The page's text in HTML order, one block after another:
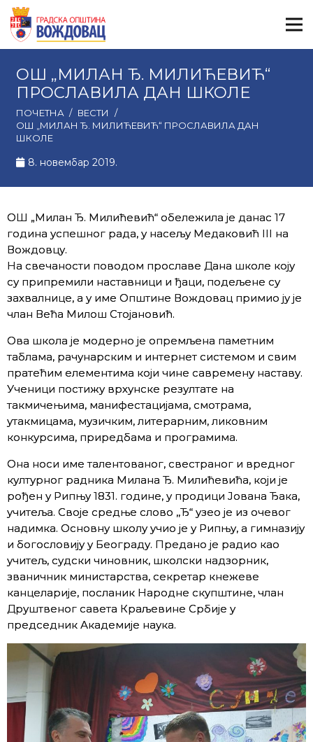
ОШ „МИЛАН Ђ. МИЛИЋЕВИЋ“
ПРОСЛАВИЛА ДАН ШКОЛЕ
ПОЧЕТНА / ВЕСТИ
/
ОШ „МИЛАН Ђ. МИЛИЋЕВИЋ“ ПРОСЛАВИЛА ДАН
ШКОЛЕ
8. новембар 2019.
ОШ „Милан Ђ. Милићевић“ обележила је данас 17
година успешног рада, у насељу Медаковић III на
Вождовцу.
На свечаности поводом прославе Дана школе коју
су припремили наставници и ђаци, подељене су
захвалнице, а у име Општине Вождовац примио ју је
члан Већа Милош Стојановић.
Ова школа је модерно је опремљена паметним
таблама, рачунарским и интернет системом и свим
пратећим елементима који чине савремену наставу.
Ученици постижу врхунске резултате на
такмичењима, манифестацијама, смотрама,
утакмицама, музичким, литерарним, ликовним
конкурсима, приредбама и програмима.
Она носи име талентованог, свестраног и вредног
културног радника Милана Ђ. Милићевића, који је
рођен у Рипњу 1831. године, у продици Јована Ђака,
учитеља. Своје средње слово ,,Ђ“ узео је из очевог
надимка. Основну школу учио је у Рипњу, а гимназију
и богословију у Београду. Предано је радио као
учитељ, судски чиновник, школски надзорник,
званичник министарства, секретар кнежеве
канцеларије, посланик Народне скупштине, члан
Друштвеног савета Краљевине Србије у
председник Академије наука.